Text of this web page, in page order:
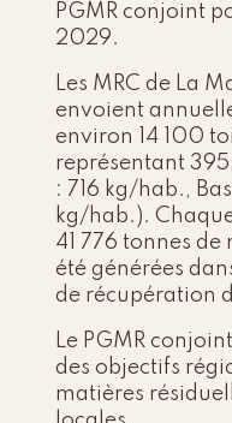
PGMR conjoint
2029.
Les MRC de La
envoient
environ 14 100
représentant
: 716 kg/hab.,
kg/hab.).
41 776 tonnes
été générées
de récupération
Le PGMR
des objectifs
matières